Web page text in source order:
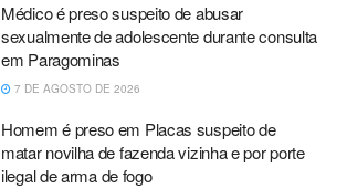
Médico é preso suspeito de abusar
sexualmente de adolescente durante consulta
em Paragominas
7 DE AGOSTO DE 2026
Homem é preso em Placas suspeito de
matar novilha de fazenda vizinha e por porte
ilegal de arma de fogo